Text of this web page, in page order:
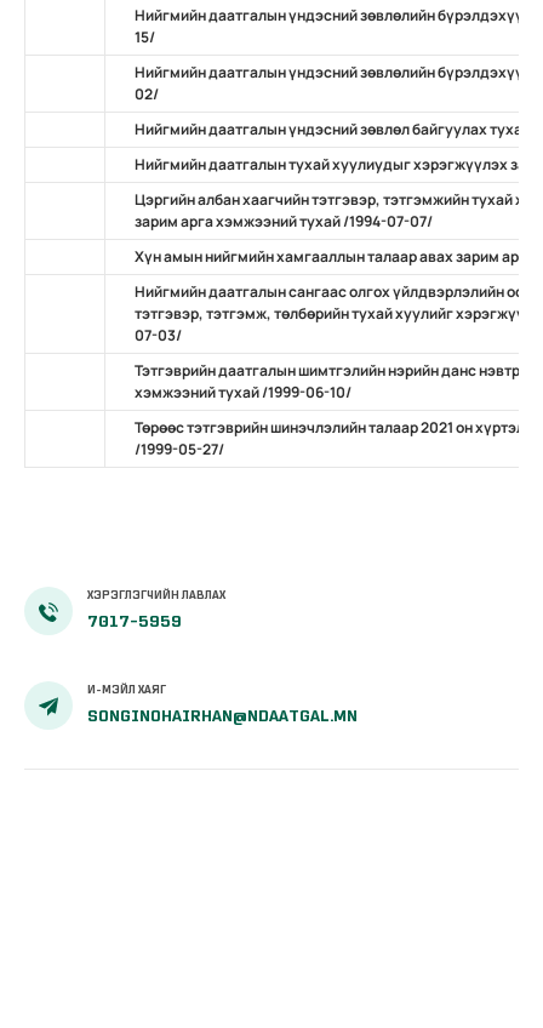
Нийгмийн даатгалын үндэсний зөвлөлийн
15/
Нийгмийн даатгалын үндэсний зөвлөлийн
02/
Нийгмийн даатгалын үндэсний зөвлөл байгуулах тухай
Нийгмийн даатгалын тухай хуулиудыг хэрэгжүүлэх
Цэргийн албан хаагчийн тэтгэвэр, тэтгэмжийн тухай
зарим арга хэмжээний тухай /1994-07-07/
Хүн амын нийгмийн хамгааллын талаар авах зарим арга
Нийгмийн даатгалын сангаас олгох үйлдвэрлэлийн
тэтгэвэр, тэтгэмж, төлбөрийн тухай хуулийг
07-03/
Тэтгэврийн даатгалын шимтгэлийн нэрийн данс
хэмжээний тухай /1999-06-10/
Төрөөс тэтгэврийн шинэчлэлийн талаар 2021 он хүртэл
/1999-05-27/
ХЭРЭГЛЭГЧИЙН ЛАВЛАХ
7017-5959
И-МЭЙЛ ХАЯГ
SONGINOHAIRHAN@NDAATGAL.MN